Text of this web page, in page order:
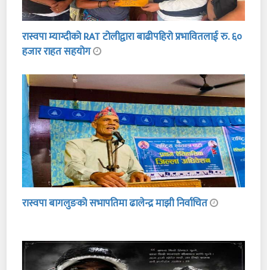
रास्वपा म्याग्दीको RAT टोलीद्वारा बाढीपहिरो प्रभावितलाई रु. ६०
हजार राहत सहयोग
रास्वपा बागलुङको सभापतिमा ढालेन्द्र माझी निर्वाचित